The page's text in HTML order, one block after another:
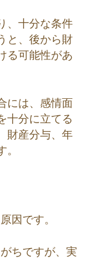
、十分な条件
と、後から財
る可能性があ
には、感情面
十分に立てる
財産分与、年
因です。
ちですが、実